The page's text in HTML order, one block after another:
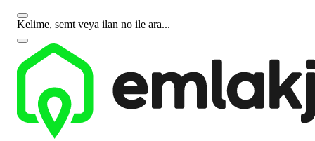
Kelime, semt veya ilan no ile ara...